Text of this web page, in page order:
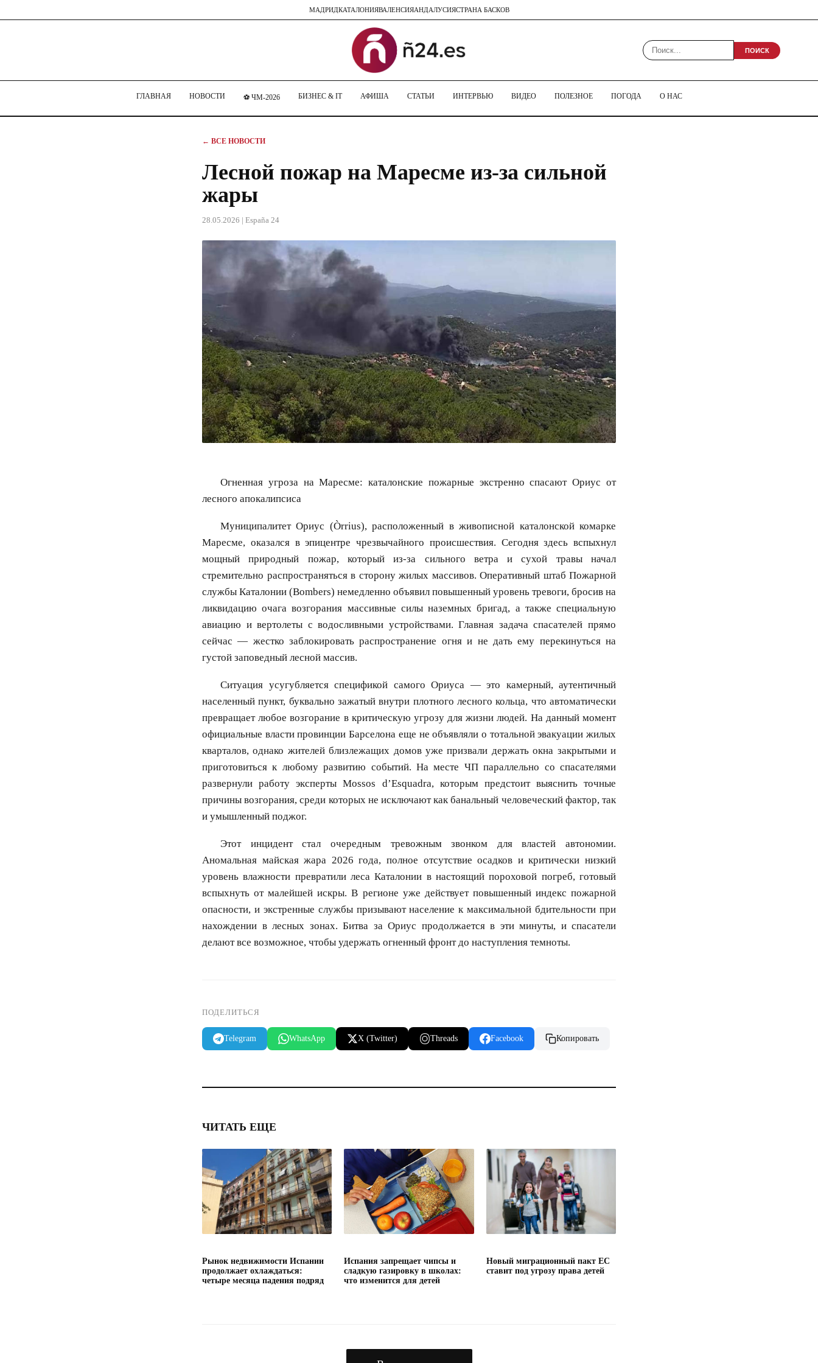
МАДРИДКАТАЛОНИЯВАЛЕНСИЯАНДАЛУСИЯСТРАНА БАСКОВ
ПОИСК
ГЛАВНАЯ НОВОСТИ ⚽ ЧМ-2026 БИЗНЕС & IT АФИША СТАТЬИ ИНТЕРВЬЮ ВИДЕО ПОЛЕЗНОЕ ПОГОДА О НАС
← ВСЕ НОВОСТИ
Лесной пожар на Маресме из-за сильной
жары
28.05.2026 | España 24
Огненная угроза на Маресме: каталонские пожарные экстренно спасают Ориус от
лесного апокалипсиса
Муниципалитет Ориус (Òrrius), расположенный в живописной каталонской комарке
Маресме, оказался в эпицентре чрезвычайного происшествия. Сегодня здесь вспыхнул
мощный природный пожар, который из-за сильного ветра и сухой травы начал
стремительно распространяться в сторону жилых массивов. Оперативный штаб Пожарной
службы Каталонии (Bombers) немедленно объявил повышенный уровень тревоги, бросив на
ликвидацию очага возгорания массивные силы наземных бригад, а также специальную
авиацию и вертолеты с водосливными устройствами. Главная задача спасателей прямо
сейчас — жестко заблокировать распространение огня и не дать ему перекинуться на
густой заповедный лесной массив.
Ситуация усугубляется спецификой самого Ориуса — это камерный, аутентичный
населенный пункт, буквально зажатый внутри плотного лесного кольца, что автоматически
превращает любое возгорание в критическую угрозу для жизни людей. На данный момент
официальные власти провинции Барселона еще не объявляли о тотальной эвакуации жилых
кварталов, однако жителей близлежащих домов уже призвали держать окна закрытыми и
приготовиться к любому развитию событий. На месте ЧП параллельно со спасателями
развернули работу эксперты Mossos d’Esquadra, которым предстоит выяснить точные
причины возгорания, среди которых не исключают как банальный человеческий фактор, так
и умышленный поджог.
Этот инцидент стал очередным тревожным звонком для властей автономии.
Аномальная майская жара 2026 года, полное отсутствие осадков и критически низкий
уровень влажности превратили леса Каталонии в настоящий пороховой погреб, готовый
вспыхнуть от малейшей искры. В регионе уже действует повышенный индекс пожарной
опасности, и экстренные службы призывают население к максимальной бдительности при
нахождении в лесных зонах. Битва за Ориус продолжается в эти минуты, и спасатели
делают все возможное, чтобы удержать огненный фронт до наступления темноты.
ПОДЕЛИТЬСЯ
Telegram WhatsApp X (Twitter) Threads Facebook Копировать
ЧИТАТЬ ЕЩЕ
Рынок недвижимости Испании
продолжает охлаждаться:
четыре месяца падения подряд
Испания запрещает чипсы и
сладкую газировку в школах:
что изменится для детей
Новый миграционный пакт ЕС
ставит под угрозу права детей